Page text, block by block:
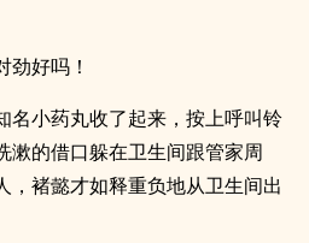
劲好吗！
名小药丸收了起来，按上呼叫铃
漱的借口躲在卫生间跟管家周
，褚懿才如释重负地从卫生间出